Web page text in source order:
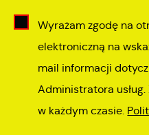
Wyrażam zgodę na
elektroniczną na
mail informacji
Administratora
w każdym czasie.